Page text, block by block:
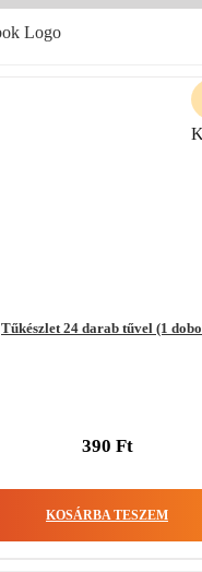
Tűkészlet 24 darab tűvel (1
390 Ft
KOSÁRBA TESZEM